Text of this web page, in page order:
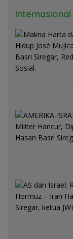
Internasional